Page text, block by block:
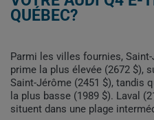
QUÉBEC?
Parmi les villes fournies,
prime la plus élevée (2672 $),
Saint-Jérôme (2451 $), tandis
la plus basse (1989 $). Laval
situent dans une plage